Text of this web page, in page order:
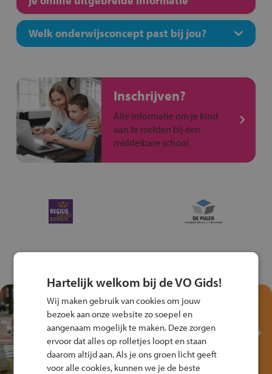
Welk onderwijsconcept past bij jou?
Inschrijven?
Alle informatie om je kind
aan te melden bij een
middelbare school.
Test je kennis met het
Fiets Veilig
Verkeersspel!
Speel het Fiets Veilig Verkeersspel
en win een Cortina-fiets!
Hartelijk welkom bij de VO Gids!
Wij maken gebruik van cookies om jouw
bezoek aan onze website zo soepel en
aangenaam mogelijk te maken. Deze zorgen
ervoor dat alles op rolletjes loopt en staan
daarom altijd aan. Als je ons groen licht geeft
voor alle cookies, kunnen we je de beste